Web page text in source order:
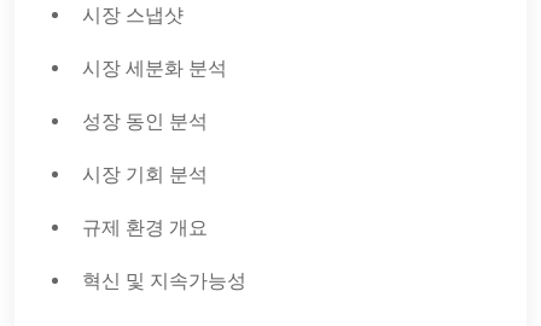
시장 스냅샷
시장 세분화 분석
성장 동인 분석
시장 기회 분석
규제 환경 개요
혁신 및 지속가능성